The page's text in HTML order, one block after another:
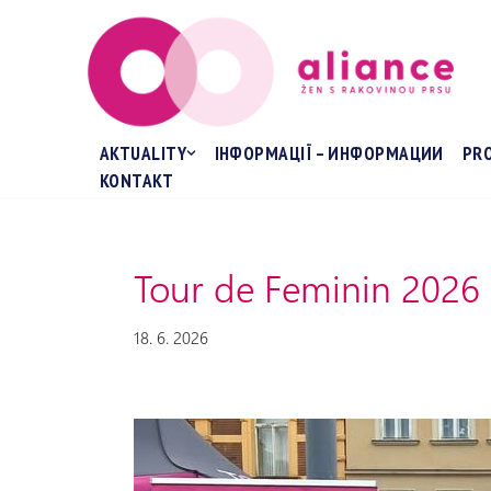
Přeskočit
AKTUALITY
ІНФОРМАЦІЇ – ИНФОРМАЦИИ
KONTAKT
Tour de Feminin 2026
18. 6. 2026